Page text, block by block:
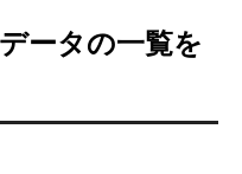
ータの一覧を